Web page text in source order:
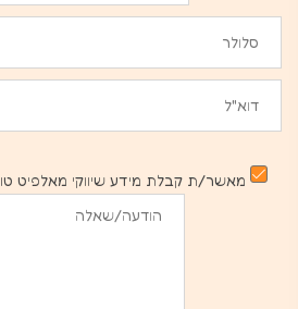
מאשר/ת קבלת מידע שיווקי מאלפיט